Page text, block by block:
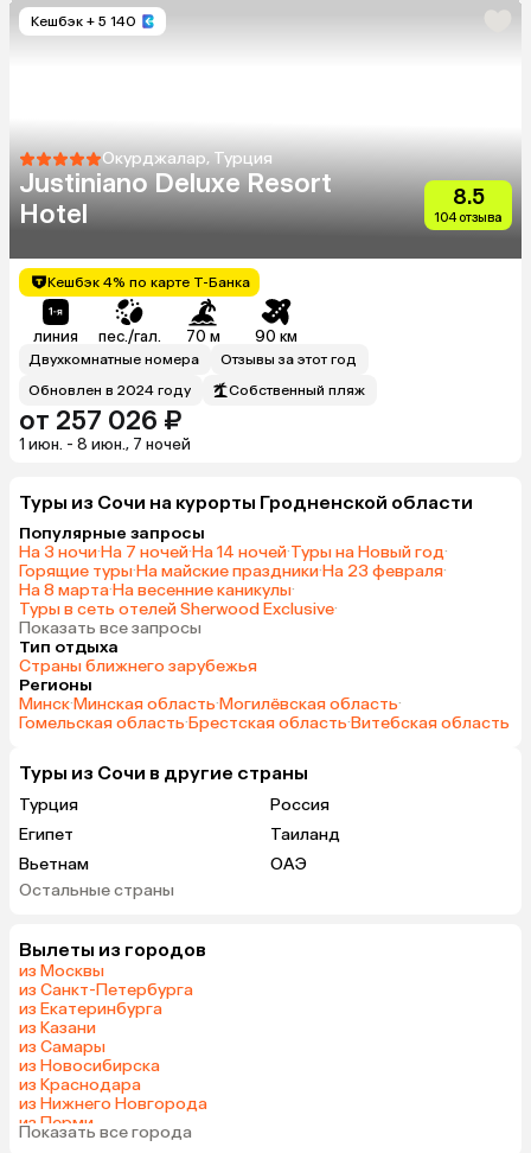
Кешбэк + 5 140
Окурджалар, Турция
Justiniano Deluxe Resort
Hotel
8.5
104 отзыва
Кешбэк 4% по карте Т-Банка
линия пес./гал. 70 м 90 км
Двухкомнатные номера
Отзывы за этот год
Обновлен в 2024 году
Собственный пляж
от 257 026 ₽
1 июн. - 8 июн., 7 ночей
Туры из Сочи на курорты Гродненской области
Популярные запросы
На 3 ночи·На 7 ночей·На 14 ночей·Туры на Новый год·
Горящие туры·На майские праздники·На 23 февраля·
На 8 марта·На весенние каникулы·
Туры в сеть отелей Sherwood Exclusive·
Показать все запросы
Тип отдыха
Страны ближнего зарубежья
Регионы
Минск·Минская область·Могилёвская область·
Гомельская область·Брестская область·Витебская область
Туры из Сочи в другие страны
Турция
Россия
Египет
Таиланд
Вьетнам
ОАЭ
Беларусь
Израиль
Венгрия
Остальные страны
Вылеты из городов
из Москвы
из Санкт-Петербурга
из Екатеринбурга
из Казани
из Самары
из Новосибирска
из Краснодара
из Нижнего Новгорода
из Перми
из Тюмени
Показать все города